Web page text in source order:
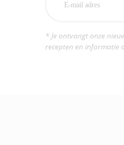
* Je ontvangt onze
recepten en informatie